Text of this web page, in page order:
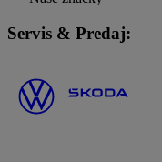
Servis & Predaj: